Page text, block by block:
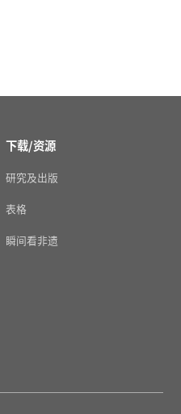
下载/资源
研究及出版
表格
瞬间看非遗